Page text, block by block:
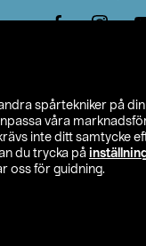
spårtekniker på
våra
inte ditt samtycke
du trycka på
oss för guidning.